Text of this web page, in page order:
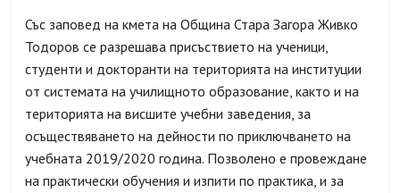
Със заповед на кмета на Община Стара Загора Живко
Тодоров се разрешава присъствието на ученици,
студенти и докторанти на територията на институции
от системата на училищното образование, както и на
територията на висшите учебни заведения, за
осъществяването на дейности по приключването на
учебната 2019/2020 година. Позволено е провеждане
на практически обучения и изпити по практика, и за